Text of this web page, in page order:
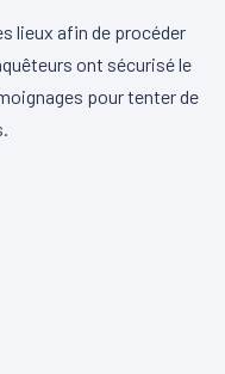
lieux afin de procéder
ont sécurisé le
pour tenter de